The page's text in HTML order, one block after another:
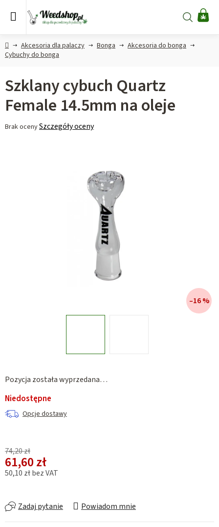
Szukaj
HomeAkcesoria dla palaczy Bonga
Akcesoria do bonga
Cybuchy do bonga
Pozycja została wyprzedana…
Niedostępne
Opcje dostawy
74,20 zł
61,60 zł
50,10 zł bez VAT
Zadaj pytanie Powiadom mnie
Szklany cybuch Quartz
Female 14.5mm na oleje
Średnia
Brak ocenySzczegóły oceny
–16 %